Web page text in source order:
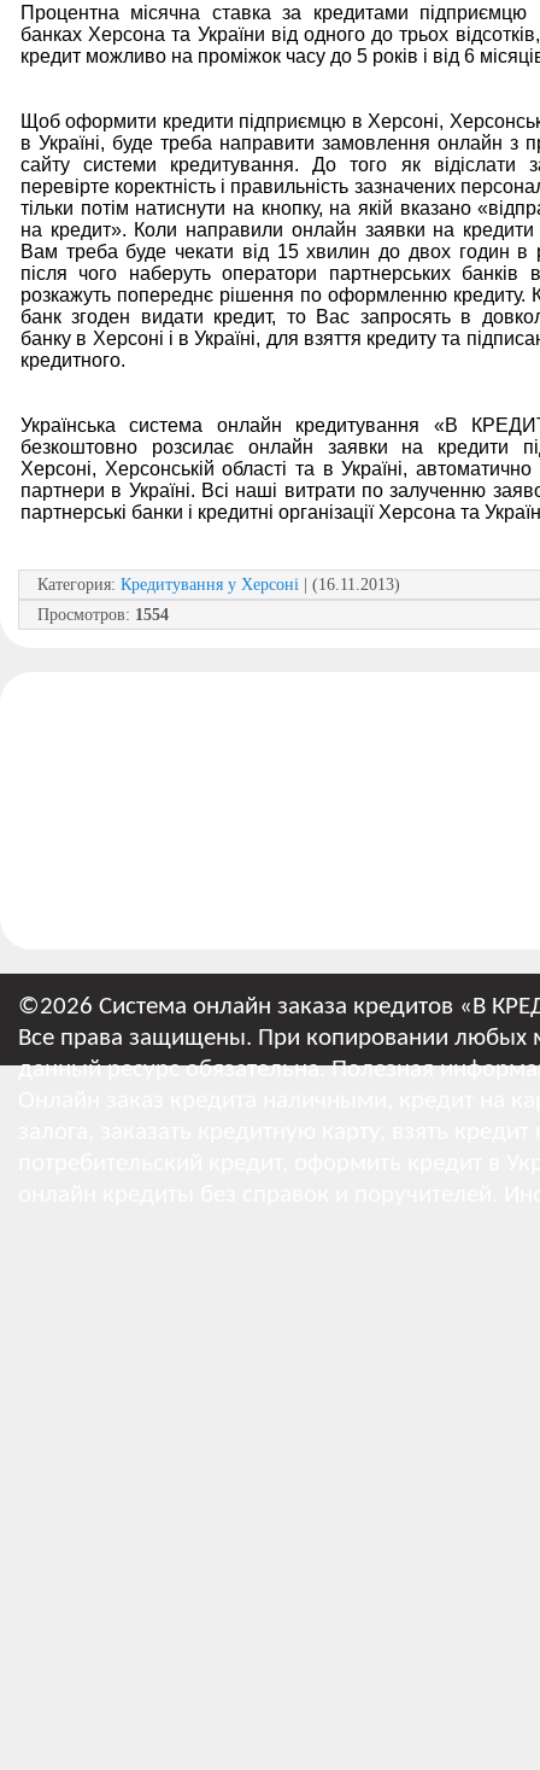
Процентна місячна ставка за кредитами підприємцю
банках Херсона та України від одного до трьох
кредит можливо на проміжок часу до 5 років і від 6
Щоб оформити кредити підприємцю в Херсоні,
в Україні, буде треба направити замовлення онлайн з
сайту системи кредитування. До того як відіслати
перевірте коректність і правильність зазначених
тільки потім натиснути на кнопку, на якій вказано
на кредит». Коли направили онлайн заявки на
Вам треба буде чекати від 15 хвилин до двох годин в
після чого наберуть оператори партнерських банків в
розкажуть попереднє рішення по оформленню кредиту.
банк згоден видати кредит, то Вас запросять в
банку в Херсоні і в Україні, для взяття кредиту та
кредитного.
Українська система онлайн кредитування «В
безкоштовно розсилає онлайн заявки на кредити
Херсоні, Херсонській області та в Україні,
партнери в Україні. Всі наші витрати по залученню
партнерські банки і кредитні організації Херсона та
Категория: Кредитування у Херсоні | (16.11.2013)
Просмотров: 1554
©2026 Система онлайн заказа кредитов «В
Все права защищены. При копировании любых
данный ресурс обязательна.Полезная